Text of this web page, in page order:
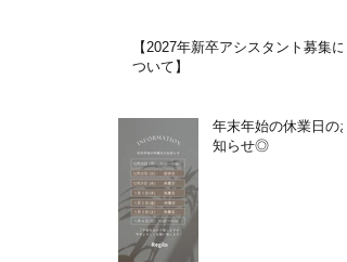
【2027年新卒アシスタント募集に
ついて】​​
年末年始の休業日のお
知らせ◎